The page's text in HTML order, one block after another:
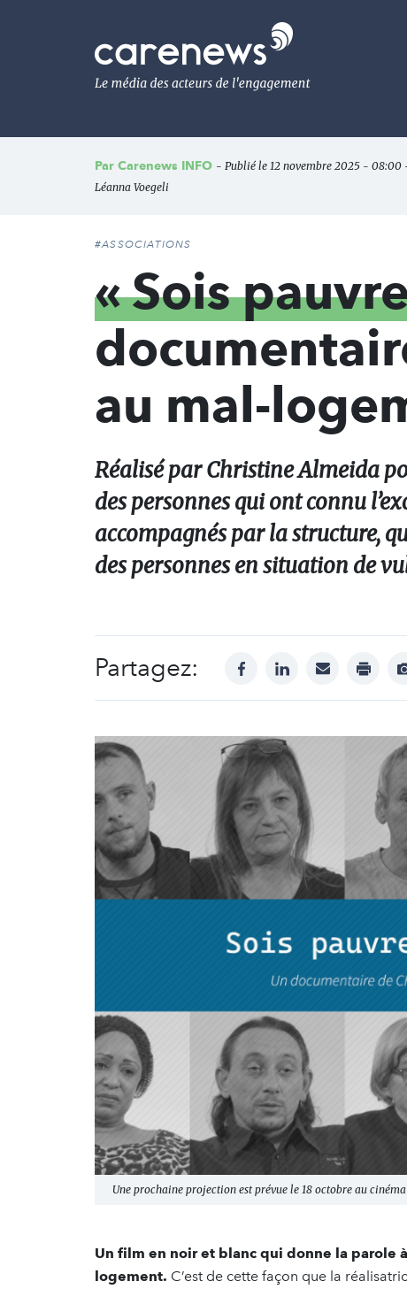
Le
média
de
l'engagement
Par Carenews INFO - Publié le 12 novembre 2025 - 08:00
Léanna Voegeli
#ASSOCIATIONS
« Sois
au mal-
Réalisé par Christine Almeida
des personnes qui ont connu
accompagnés par la structure,
des personnes en situation de
Partagez: facebooklinkedinmail print
Une prochaine projection est prévue le 18 octobre au
Un film en noir et blanc qui donne la parole
logement. C’est de cette façon que la